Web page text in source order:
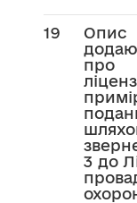
19
Опис
про
3 до